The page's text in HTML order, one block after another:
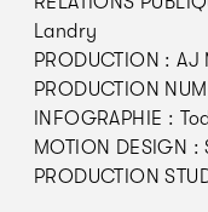
Landry
PRODUCTION :
PRODUCTION
INFOGRAPHIE :
MOTION DESIGN
PRODUCTION